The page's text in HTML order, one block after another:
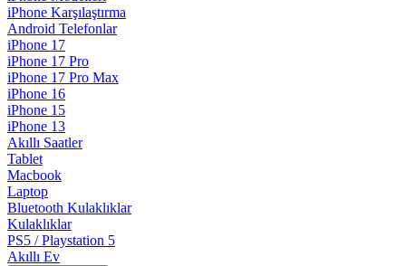
iPhone Karşılaştırma
Android Telefonlar
iPhone 17
iPhone 17 Pro
iPhone 17 Pro Max
iPhone 16
iPhone 15
iPhone 13
Akıllı Saatler
Tablet
Macbook
Laptop
Bluetooth Kulaklıklar
Kulaklıklar
PS5 / Playstation 5
Akıllı Ev